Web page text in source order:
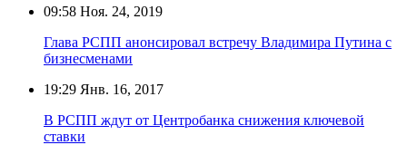
09:58 Ноя. 24, 2019
Глава РСПП анонсировал встречу Владимира Путина с
бизнесменами
19:29 Янв. 16, 2017
В РСПП ждут от Центробанка снижения ключевой
ставки